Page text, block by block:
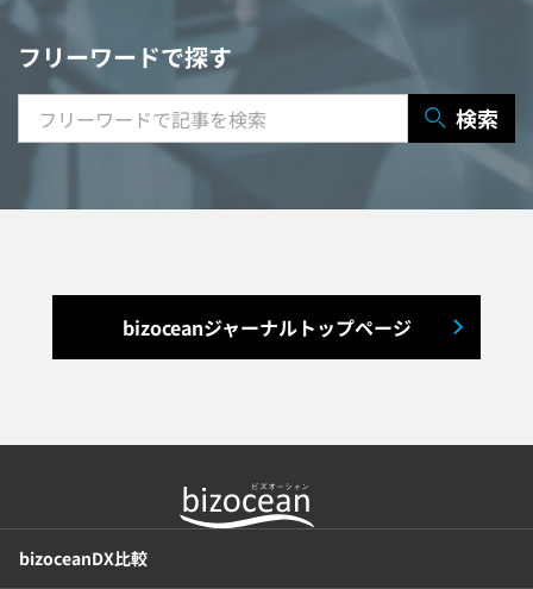
契約書レビューシステム
研修システム 受付システム
チャットボットツール
セキュリティシステム ワークフロー
フリーワードで探す
検索
bizoceanジャーナルトップページ
bizoceanDX比較